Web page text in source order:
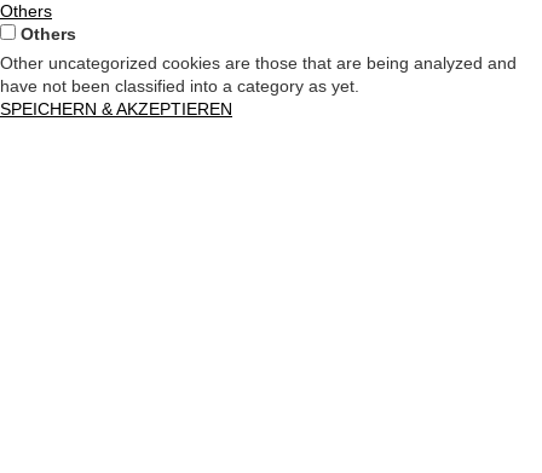
Others
Others
Other uncategorized cookies are those that are being analyzed and
have not been classified into a category as yet.
SPEICHERN & AKZEPTIEREN